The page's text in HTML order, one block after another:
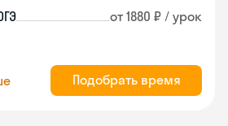
от 1880 ₽ / урок
Подобрать время